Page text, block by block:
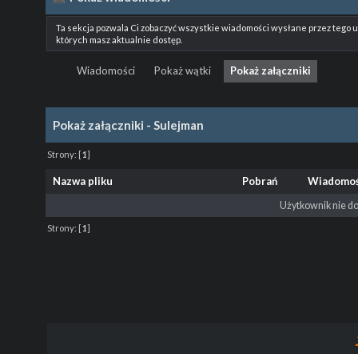
Ta sekcja pozwala Ci zobaczyć wszystkie wiadomości wysłane przez
których masz aktualnie dostęp.
Wiadomości Pokaż wątki Pokaż załączniki
Pokaż załączniki - Sulejman
Strony: [1]
Nazwa pliku Pobrań
Użytkownik nie
Strony: [1]